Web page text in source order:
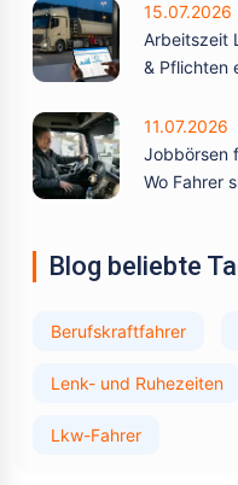
15.07.2026
Arbeitszeit
& Pflichten
11.07.2026
Jobbörsen
Wo Fahrer
Blog beliebte
Berufskraftfahrer
Lenk- und Ruhezeiten
Lkw-Fahrer